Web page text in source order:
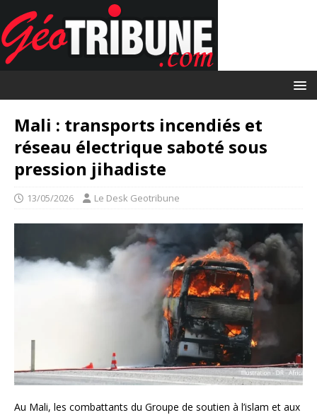
Mali : transports incendiés et
réseau électrique saboté sous
pression jihadiste
13/05/2026 Le Desk Geotribune
Au Mali, les combattants du Groupe de soutien à l’islam et aux